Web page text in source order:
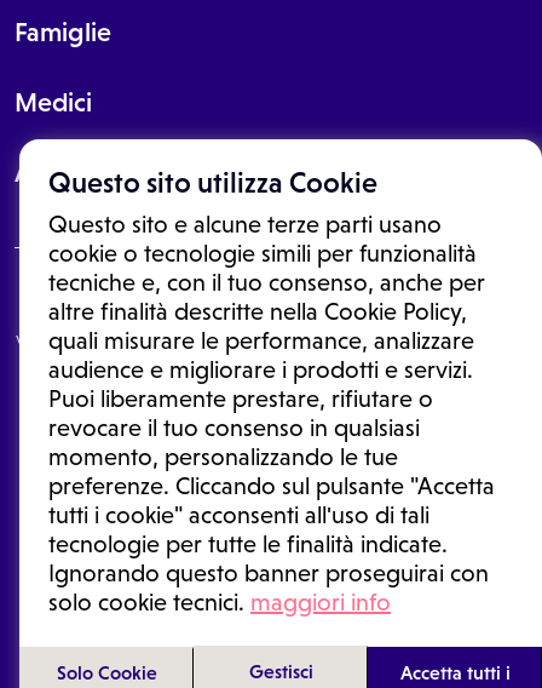
Questo sito utilizza Cookie
Questo sito e alcune terze parti usano
cookie o tecnologie simili per funzionalità
tecniche e, con il tuo consenso, anche per
altre finalità descritte nella Cookie Policy,
quali misurare le performance, analizzare
audience e migliorare i prodotti e servizi.
Puoi liberamente prestare, rifiutare o
revocare il tuo consenso in qualsiasi
momento, personalizzando le tue
preferenze. Cliccando sul pulsante "Accetta
tutti i cookie" acconsenti all'uso di tali
tecnologie per tutte le finalità indicate.
Ignorando questo banner proseguirai con
solo cookie tecnici. maggiori info
Solo Cookie Gestisci Accetta tutti i
Famiglie
Medici
About
Le informazioni proposte in questo sito non sono un consulto medico.
In nessun caso, queste informazioni sostituiscono un consulto, una
visita o una diagnosi formulata dal medico. Non si devono considerare
le informazioni disponibili come suggerimenti per la formulazione di
una diagnosi, la determinazione di un trattamento o l'assunzione o
sospensione di un farmaco senza prima consultare un medico di
medicina generale o uno specialista.
Condizioni di utilizzo|Privacy Policy |Gestione cookie
Ⓒ 2025 | Tutti i diritti riservati.